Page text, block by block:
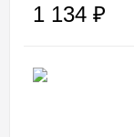
1 134 ₽